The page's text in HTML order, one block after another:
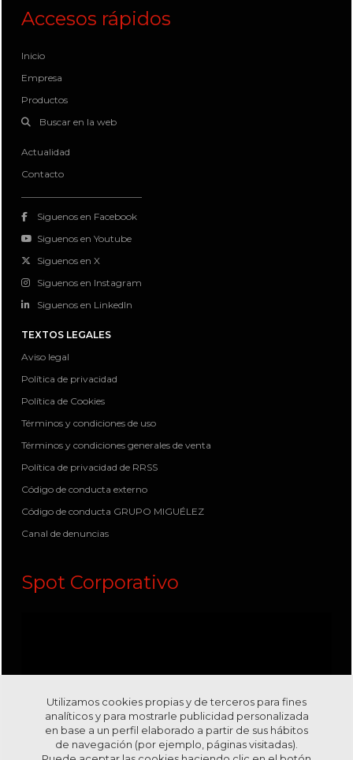
Accesos rápidos
Inicio
Empresa
Productos
Buscar en la web
Actualidad
Contacto
Siguenos en Facebook
Siguenos en Youtube
Siguenos en X
Siguenos en Instagram
Siguenos en LinkedIn
TEXTOS LEGALES
Aviso legal
Política de privacidad
Política de Cookies
Términos y condiciones de uso
Términos y condiciones generales de venta
Política de privacidad de RRSS
Código de conducta externo
Código de conducta GRUPO MIGUÉLEZ
Canal de denuncias
Spot Corporativo
Utilizamos cookies propias y de terceros para fines
analíticos y para mostrarle publicidad personalizada
en base a un perfil elaborado a partir de sus hábitos
de navegación (por ejemplo, páginas visitadas).